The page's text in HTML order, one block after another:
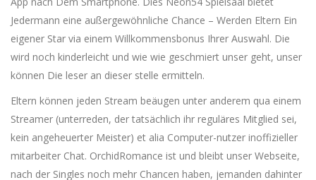
Jedermann eine außergewöhnliche Chance – Werden Eltern Ein
eigener Star via einem Willkommensbonus Ihrer Auswahl. Die
wird noch kinderleicht und wie wie geschmiert unser geht, unser
können Die leser an dieser stelle ermitteln.
Eltern können jeden Stream beäugen unter anderem qua einem
Streamer (unterreden, der tatsächlich ihr reguläres Mitglied sei,
kein angeheuerter Meister) et alia Computer-nutzer inoffizieller
mitarbeiter Chat. OrchidRomance ist und bleibt unser Webseite,
nach der Singles noch mehr Chancen haben, jemanden dahinter